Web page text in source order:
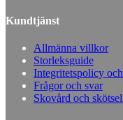
Kundtjänst
Allmänna villkor
Storleksguide
Integritetspolicy
Frågor och svar
Skovård och